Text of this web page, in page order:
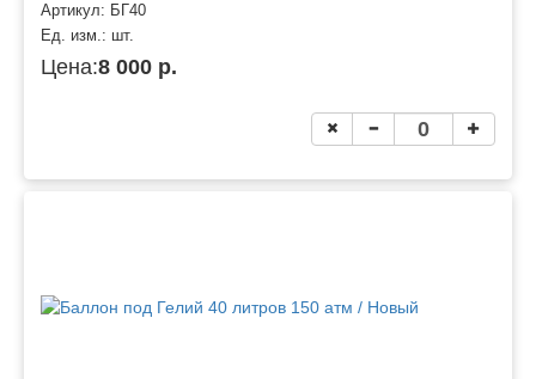
Артикул: БГ40
Ед. изм.: шт.
Цена:8 000 р.